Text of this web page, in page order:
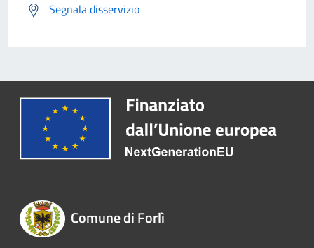
Segnala disservizio
Comune di Forlì